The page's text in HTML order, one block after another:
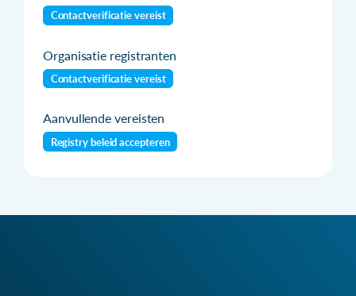
Contactverificatie vereist
Organisatie registranten
Contactverificatie vereist
Aanvullende vereisten
Registry beleid accepteren